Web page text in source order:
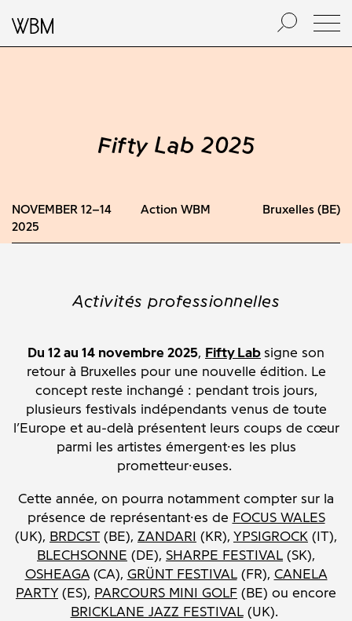
Fifty Lab 2025
NOVEMBER 12–14
2025
Action WBM Bruxelles (BE)
Activités professionnelles
Du 12 au 14 novembre 2025, Fifty Labsigne son
retour à Bruxelles pour une nouvelle édition. Le
concept reste inchangé : pendant trois jours,
plusieurs festivals indépendants venus de toute
l’Europe et au-delà présentent leurs coups de cœur
parmi les artistes émergent·es les plus
prometteur·euses.
Cette année, on pourra notamment compter sur la
présence de représentant·es de FOCUS WALES
(UK), BRDCST(BE), ZANDARI (KR), YPSIGROCK (IT),
BLECHSONNE (DE), SHARPE FESTIVAL (SK),
OSHEAGA(CA), GRÜNT FESTIVAL(FR), CANELA
PARTY(ES), PARCOURS MINI GOLF (BE) ou encore
BRICKLANE JAZZ FESTIVAL(UK).